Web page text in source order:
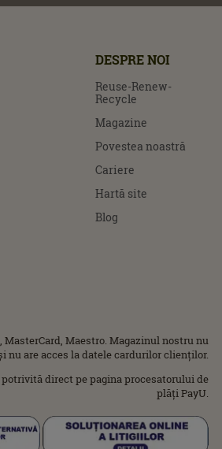
DESPRE NOI
Reuse-Renew-
Recycle
Magazine
Povestea noastră
Cariere
Hartă site
Blog
Maestro. Magazinul nostru nu
nu are acces la datele cardurilor clienților.
direct pe pagina procesatorului de
plăți PayU.